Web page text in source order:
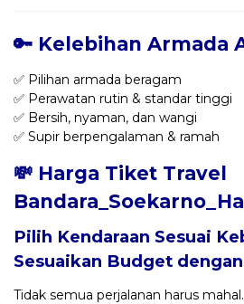
🔑 Kelebihan Armada
✅ Pilihan armada beragam
✅ Perawatan rutin & standar tinggi
✅ Bersih, nyaman, dan wangi
✅ Supir berpengalaman & ramah
💸 Harga Tiket Travel
Pilih Kendaraan Sesuai
Sesuaikan Budget
Tidak semua perjalanan harus